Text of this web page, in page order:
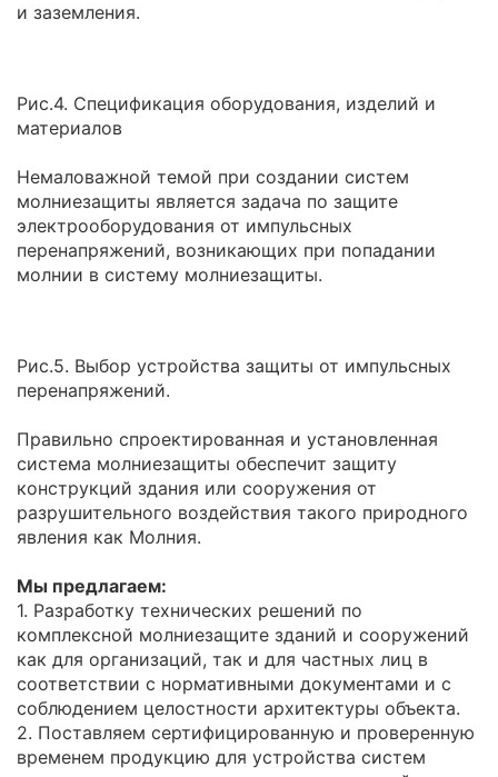
и заземления.
Рис.4. Спецификация оборудования, изделий и
материалов
Немаловажной темой при создании систем
молниезащиты является задача по защите
электрооборудования от импульсных
перенапряжений, возникающих при попадании
молнии в систему молниезащиты.
Рис.5. Выбор устройства защиты от импульсных
перенапряжений.
Правильно спроектированная и установленная
система молниезащиты обеспечит защиту
конструкций здания или сооружения от
разрушительного воздействия такого природного
явления как Молния.
Мы предлагаем:
1. Разработку технических решений по
комплексной молниезащите зданий и сооружений
как для организаций, так и для частных лиц в
соответствии с нормативными документами и с
соблюдением целостности архитектуры объекта.
2. Поставляем сертифицированную и проверенную
временем продукцию для устройства систем